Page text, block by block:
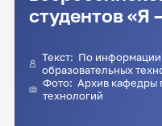
студентов «Я
Текст: По информации кафедры педагогики и
образовательных
Фото: Архив кафедры педагогики и образовательных
технологий